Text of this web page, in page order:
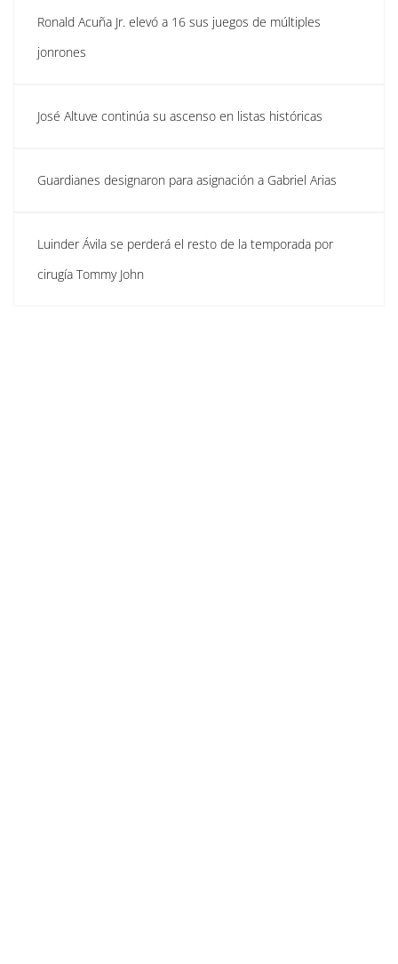
Ronald Acuña Jr. elevó a 16 sus juegos de múltiples
jonrones
José Altuve continúa su ascenso en listas históricas
Guardianes designaron para asignación a Gabriel Arias
Luinder Ávila se perderá el resto de la temporada por
cirugía Tommy John